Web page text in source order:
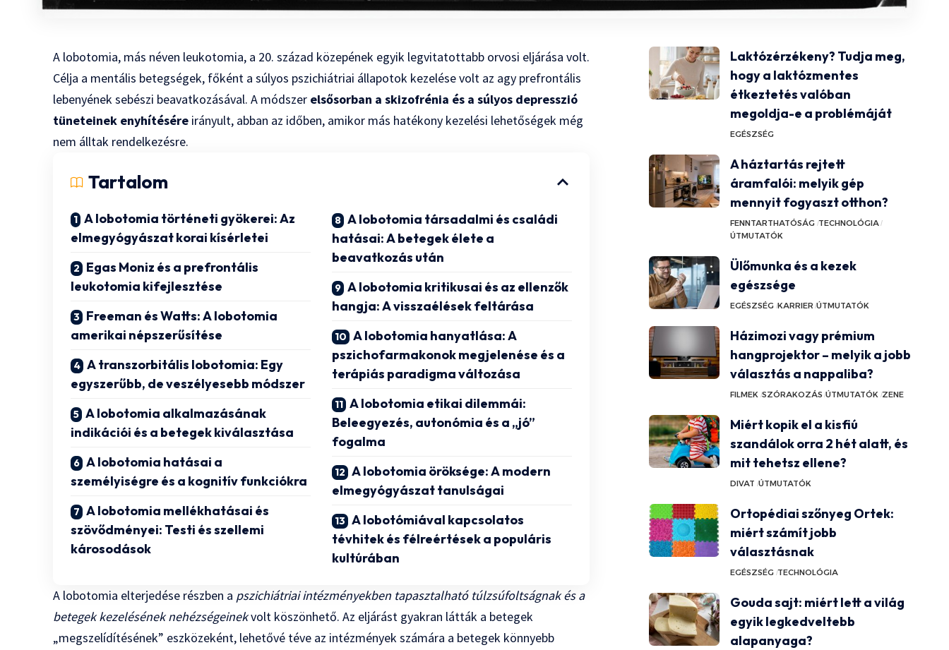
A lobotomia, más néven leukotomia, a 20. század közepének egyik legvitatottabb orvosi eljárása volt.
Célja a mentális betegségek, főként a súlyos pszichiátriai állapotok kezelése volt az agy prefrontális
lebenyének sebészi beavatkozásával. A módszer elsősorban a skizofrénia és a súlyos depresszió
tüneteinek enyhítésére irányult, abban az időben, amikor más hatékony kezelési lehetőségek még
nem álltak rendelkezésre.
Tartalom
A lobotomia történeti gyökerei: Az
elmegyógyászat korai kísérletei
Egas Moniz és a prefrontális
leukotomia kifejlesztése
Freeman és Watts: A lobotomia
amerikai népszerűsítése
A transzorbitális lobotomia: Egy
egyszerűbb, de veszélyesebb módszer
A lobotomia alkalmazásának
indikációi és a betegek kiválasztása
A lobotomia hatásai a
személyiségre és a kognitív funkciókra
A lobotomia mellékhatásai és
szövődményei: Testi és szellemi
károsodások
A lobotomia társadalmi és családi
hatásai: A betegek élete a
beavatkozás után
A lobotomia kritikusai és az ellenzők
hangja: A visszaélések feltárása
A lobotomia hanyatlása: A
pszichofarmakonok megjelenése és a
terápiás paradigma változása
A lobotomia etikai dilemmái:
Beleegyezés, autonómia és a „jó”
fogalma
A lobotomia öröksége: A modern
elmegyógyászat tanulságai
A lobotómiával kapcsolatos
tévhitek és félreértések a populáris
kultúrában
A lobotomia elterjedése részben a pszichiátriai intézményekben tapasztalható túlzsúfoltságnak és a
betegek kezelésének nehézségeinekvolt köszönhető. Az eljárást gyakran látták a betegek
„megszelídítésének” eszközeként, lehetővé téve az intézmények számára a betegek könnyebb
Laktózérzékeny? Tudja meg,
hogy a laktózmentes
étkeztetés valóban
megoldja-e a problémáját
EGÉSZSÉG
A háztartás rejtett
áramfalói: melyik gép
mennyit fogyaszt otthon?
FENNTARTHATÓSÁG TECHNOLÓGIA
ÚTMUTATÓK
Ülőmunka és a kezek
egészsége
EGÉSZSÉG KARRIER ÚTMUTATÓK
Házimozi vagy prémium
hangprojektor – melyik a jobb
választás a nappaliba?
FILMEK SZÓRAKOZÁS ÚTMUTATÓK ZENE
Miért kopik el a kisfiú
szandálok orra 2 hét alatt, és
mit tehetsz ellene?
DIVAT ÚTMUTATÓK
Ortopédiai szőnyeg Ortek:
miért számít jobb
választásnak
EGÉSZSÉG TECHNOLÓGIA
Gouda sajt: miért lett a világ
egyik legkedveltebb
alapanyaga?